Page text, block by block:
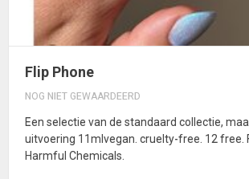
Flip Phone
NOG NIET GEWAARDEERD
Een selectie van de standaard collectie,
uitvoering 11mlvegan. cruelty-free. 12 free.
Harmful Chemicals.